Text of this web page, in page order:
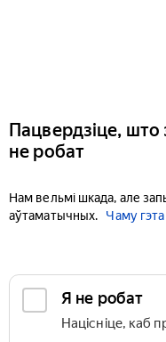
Пацвердзіце, што
не робат
Нам вельмі шкада, але
аўтаматычных.
Чаму
Я не робат
Націсніце, каб